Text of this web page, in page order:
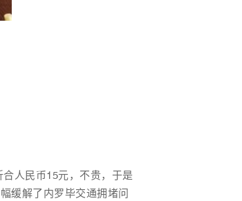
合人民币15元，不贵，于是
缓解了内罗毕交通拥堵问